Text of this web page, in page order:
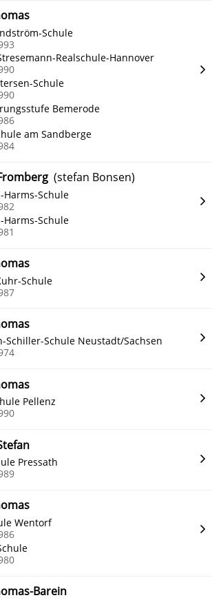
Schule
Realschule-Hannover
Schule
Bemerode
am Sandberge
(stefan Bonsen)
Harms-Schule
Harms-Schule
Schule
Schiller-Schule Neustadt/Sachsen
Pellenz
Pressath
Wentorf
Barein